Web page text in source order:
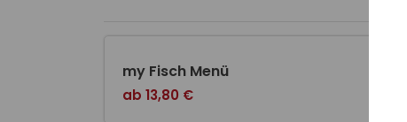
my Fisch Menü
ab 13,80 €